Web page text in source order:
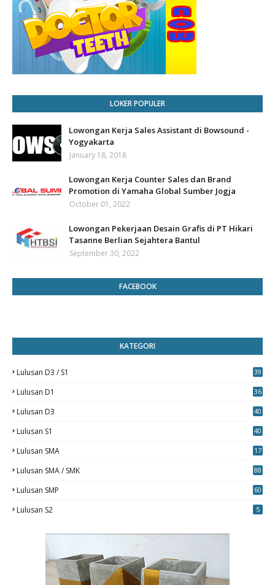
LOKER POPULER
Lowongan Kerja Sales Assistant di Bowsound -
Yogyakarta
January 18, 2018
Lowongan Kerja Counter Sales dan Brand
Promotion di Yamaha Global Sumber Jogja
October 01, 2022
Lowongan Pekerjaan Desain Grafis di PT Hikari
Tasanne Berlian Sejahtera Bantul
September 30, 2022
FACEBOOK
KATEGORI
Lulusan D3 / S1
39
Lulusan D1 36
Lulusan D3
40
Lulusan S1
40
Lulusan SMA 17
Lulusan SMA / SMK
88
Lulusan SMP 60
Lulusan S2 5